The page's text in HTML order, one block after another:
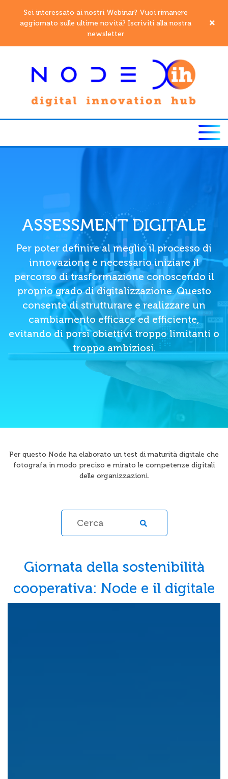
Sei interessato ai nostri Webinar? Vuoi rimanere
aggiornato sulle ultime novitá? Iscriviti alla nostra
newsletter
ASSESSMENT DIGITALE
Per poter definire al meglio il processo di
innovazione è necessario iniziare il
percorso di trasformazione conoscendo il
proprio grado di digitalizzazione. Questo
consente di strutturare e realizzare un
cambiamento efficace ed efficiente,
evitando di porsi obiettivi troppo limitanti o
troppo ambiziosi.
Per questo Node ha elaborato un test di maturità digitale che
fotografa in modo preciso e mirato le competenze digitali
delle organizzazioni.
Giornata della sostenibilità
cooperativa: Node e il digitale